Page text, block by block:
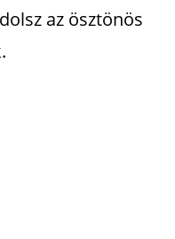
az ösztönös